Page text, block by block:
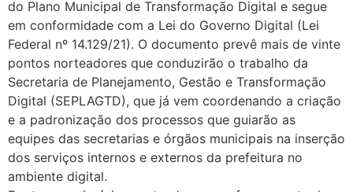
do Plano Municipal de Transformação Digital e segue
em conformidade com a Lei do Governo Digital (Lei
Federal nº 14.129/21). O documento prevê mais de vinte
pontos norteadores que conduzirão o trabalho da
Secretaria de Planejamento, Gestão e Transformação
Digital (SEPLAGTD), que já vem coordenando a criação
e a padronização dos processos que guiarão as
equipes das secretarias e órgãos municipais na inserção
dos serviços internos e externos da prefeitura no
ambiente digital.